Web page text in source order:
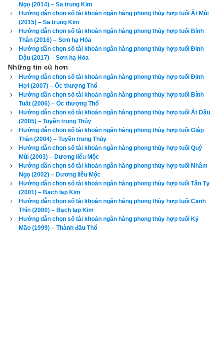
Theo bảng tra mệnh cung phi bát trạch thì Tuổi Mậu Tý 2008
nữ có mệnh Số 6 – Lục Bạch
nhóm
Tây Tứ Trạch
(Tây Tứ Mệnh) nên chọn chồng có cung
mệnh Khôn (Số 2), Càn (Số 6), Đoài (số 7), Cấn (số 8) và các
hướng tốt là Đông Bắc, Chính Tây, Tây Bắc, Tây Nam. Tránh
chọn chồng thuộc nhóm Đông Tứ Trạch có cung mệnh Khảm
(Số 1), Chấn (số 3), Tốn (số 4), Ly (Số 9) và các hướng xấu là
Chính Bắc, Chính Đông, Chính Nam, Đông Nam.
Xem chi tiết luận tính cách, bảng cửu cung phi tinh, hướng tốt
xấu, Bảng phối cung phi vợ chồng của mệnh Số 6 – Lục Bạch
–
bát trạch cung Càn qua bài viết sau: “Luận giải phong thủy
người có mệnh bát trạch cung Càn - Lục Bạch (Số 6)
Tuổi Mậu Tý là Con nhà Xích Ðế - Phú quý
có ngũ hành niên
mệnh (hay ngũ hành nạp âm
“Tích lịch” là sấm sét, là luồng điện được phóng ra trong cơn
giông bão, còn “Hỏa” là lửa, do đó Tích lịch Hỏa là Lửa sấm
sét.
Ngọ (2014) – Sa trung Kim
Hướng dẫn chọn số tài khoản ngân hàng phong thủy hợp tuổi Ất Mùi
(2015) – Sa trung Kim
Hướng dẫn chọn số tài khoản ngân hàng phong thủy hợp tuổi Bính
Thân (2016) – Sơn hạ Hỏa
Hướng dẫn chọn số tài khoản ngân hàng phong thủy hợp tuổi Đinh
Dậu (2017) – Sơn hạ Hỏa
Những tin cũ hơn
Hướng dẫn chọn số tài khoản ngân hàng phong thủy hợp tuổi Đinh
Hợi (2007) – Ốc thượng Thổ
Hướng dẫn chọn số tài khoản ngân hàng phong thủy hợp tuổi Bính
Tuất (2006) – Ốc thượng Thổ
Hướng dẫn chọn số tài khoản ngân hàng phong thủy hợp tuổi Ất Dậu
(2005) – Tuyền trung Thủy
Hướng dẫn chọn số tài khoản ngân hàng phong thủy hợp tuổi Giáp
Thân (2004) – Tuyền trung Thủy
Hướng dẫn chọn số tài khoản ngân hàng phong thủy hợp tuổi Quý
Mùi (2003) – Dương liễu Mộc
Hướng dẫn chọn số tài khoản ngân hàng phong thủy hợp tuổi Nhâm
Ngọ (2002) – Dương liễu Mộc
Hướng dẫn chọn số tài khoản ngân hàng phong thủy hợp tuổi Tân Tỵ
(2001) – Bạch lạp Kim
Hướng dẫn chọn số tài khoản ngân hàng phong thủy hợp tuổi Canh
Thìn (2000) – Bạch lạp Kim
Hướng dẫn chọn số tài khoản ngân hàng phong thủy hợp tuổi Kỷ
Mão (1999) – Thành đầu Thổ